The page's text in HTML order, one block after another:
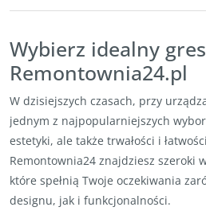
Wybierz idealny
Remontownia24.pl
W dzisiejszych czasach, przy
jednym z najpopularniejszych
estetyki, ale także trwałości i
Remontownia24 znajdziesz szeroki
które spełnią Twoje oczekiwania
designu, jak i funkcjonalności.